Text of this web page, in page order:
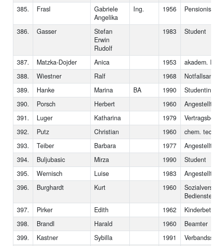
385.
Frasl
Gabriele
Angelika
Ing. 1956 Pensionistin
386. Gasser
Stefan
Erwin
Rudolf
1983 Student
387. Matzka-Dojder Anica 1953
akadem.
388.
Wiestner Ralf 1968
389.
Hanke Marina BA 1990
Studentin
390.
Porsch Herbert 1960
Angestellter
391.
Luger Katharina 1979
392.
Putz Christian 1960
chem.
393.
Teiber Barbara 1977
Angestellte
394.
Buljubasic Mirza 1990
Student
395.
Wernisch Luise 1983
Angestellte
396.
Burghardt Kurt 1960
Bediensteter
397.
Pirker Edith 1962
398.
Brandl Harald 1960
Beamter
399.
Kastner Sybilla 1991